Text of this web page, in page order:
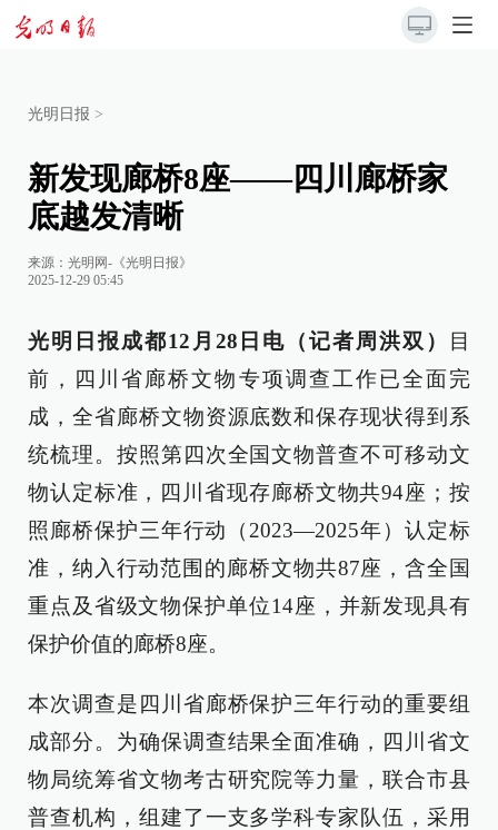
光明日报 >
新发现廊桥8座——四川廊桥家
底越发清晰
来源： 光明网-《光明日报》
2025-12-29 05:45
光明日报成都12月28日电（记者周洪双）
目
前，四川省廊桥文物专项调查工作已全面完
成，全省廊桥文物资源底数和保存现状得到系
统梳理。按照第四次全国文物普查不可移动文
物认定标准，四川省现存廊桥文物共94座；按
照廊桥保护三年行动（2023—2025年）认定标
准，纳入行动范围的廊桥文物共87座，含全国
重点及省级文物保护单位14座，并新发现具有
保护价值的廊桥8座。
本次调查是四川省廊桥保护三年行动的重要组
成部分。为确保调查结果全面准确，四川省文
物局统筹省文物考古研究院等力量，联合市县
普查机构，组建了一支多学科专家队伍，采用